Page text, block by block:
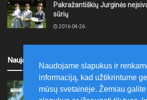
Pakražantiškių Jurginės
sūrių
2016-04-26
Naujausi
Kretingoje, Penkininkų gatvėje
vandentiekio ir buitinių
Naudojame slapukus ir
informaciją, kad užtikrintume
mūsų svetainėje. Žemiau